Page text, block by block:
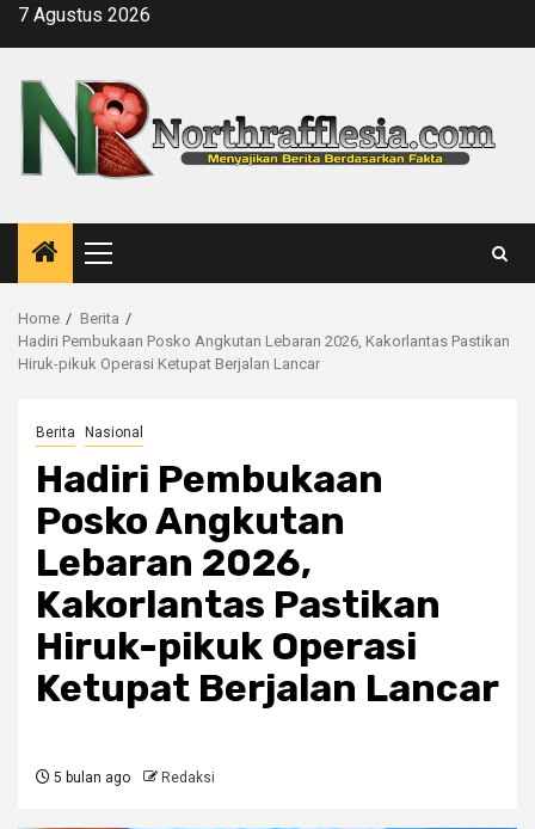
Skip7 Agustus 2026
Primary
Menu
Home
Berita
Hadiri Pembukaan Posko Angkutan Lebaran 2026, Kakorlantas Pastikan
Hiruk-pikuk Operasi Ketupat Berjalan Lancar
Berita Nasional
Hadiri Pembukaan
Posko Angkutan
Lebaran 2026,
Kakorlantas Pastikan
Hiruk-pikuk Operasi
Ketupat Berjalan Lancar
5 bulan ago Redaksi